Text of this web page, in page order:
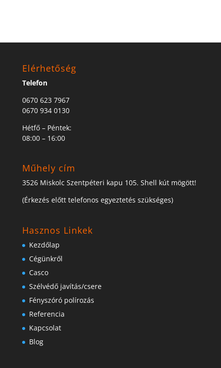
Elérhetőség
Telefon
0670 623 7967
0670 934 0130
Hétfő – Péntek:
08:00 – 16:00
Műhely cím
3526 Miskolc Szentpéteri kapu 105. Shell kút mögött!
(Érkezés előtt telefonos egyeztetés szükséges)
Hasznos Linkek
Kezdőlap
Cégünkről
Casco
Szélvédő javítás/csere
Fényszóró polírozás
Referencia
Kapcsolat
Blog